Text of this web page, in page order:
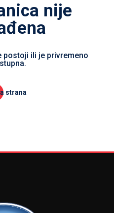
nije
postoji ili je privremeno
strana